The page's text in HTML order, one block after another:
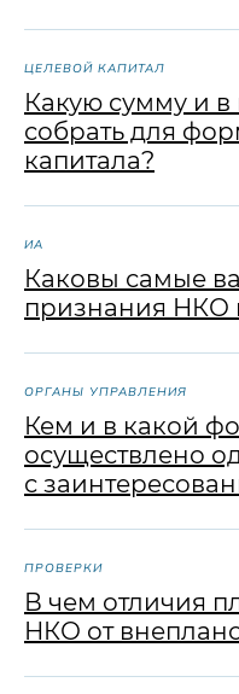
ЦЕЛЕВОЙ КАПИТАЛ
Какую сумму и
собрать для
капитала?
ИА
Каковы самые
признания НКО
ОРГАНЫ УПРАВЛЕНИЯ
Кем и в какой
осуществлено
с
ПРОВЕРКИ
В чем отличия
НКО от